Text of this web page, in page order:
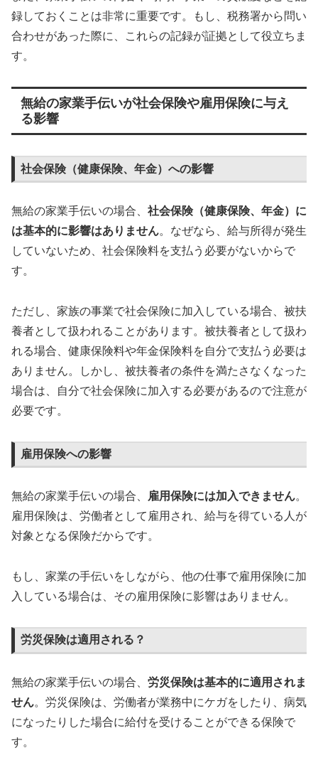
録しておくことは非常に重要です。もし、税務署から問い
合わせがあった際に、これらの記録が証拠として役立ちま
す。
無給の家業手伝いが社会保険や雇用保険に与え
る影響
社会保険（健康保険、年金）への影響
無給の家業手伝いの場合、 社会保険（健康保険、年金）に
は基本的に影響はありません。なぜなら、給与所得が発生
していないため、社会保険料を支払う必要がないからで
す。
ただし、家族の事業で社会保険に加入している場合、被扶
養者として扱われることがあります。被扶養者として扱わ
れる場合、健康保険料や年金保険料を自分で支払う必要は
ありません。しかし、被扶養者の条件を満たさなくなった
場合は、自分で社会保険に加入する必要があるので注意が
必要です。
雇用保険への影響
無給の家業手伝いの場合、 雇用保険には加入できません。
雇用保険は、労働者として雇用され、給与を得ている人が
対象となる保険だからです。
もし、家業の手伝いをしながら、他の仕事で雇用保険に加
入している場合は、その雇用保険に影響はありません。
労災保険は適用される？
無給の家業手伝いの場合、 労災保険は基本的に適用されま
せん。労災保険は、労働者が業務中にケガをしたり、病気
になったりした場合に給付を受けることができる保険で
す。